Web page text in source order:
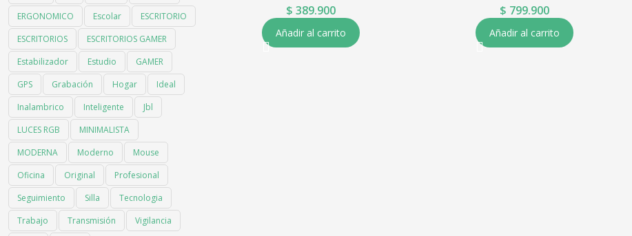
ERGONOMICO
Escolar
ESCRITORIO
ESCRITORIOS
ESCRITORIOS GAMER
Estabilizador
Estudio
GAMER
GPS
Grabación Hogar
Ideal
Inalambrico
Inteligente
Jbl
LUCES RGB
MINIMALISTA
MODERNA
Moderno
Mouse
Oficina
Original
Profesional
Seguimiento
Silla
Tecnologia
Trabajo
Transmisión
Vigilancia
$ 389.900
Añadir al carrito
$ 799.900
Añadir al carrito